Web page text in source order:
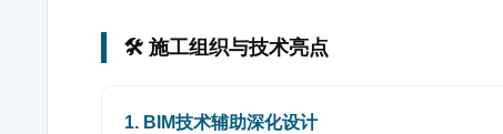
🛠️ 施工组织与技术亮点
1. BIM技术辅助深化设计